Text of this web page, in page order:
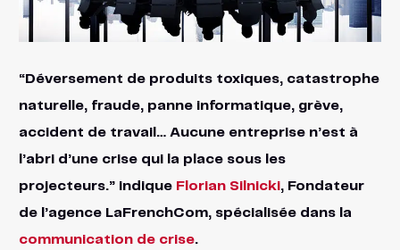
“Déversement de produits toxiques, catastrophe
naturelle, fraude, panne informatique, grève,
accident de travail… Aucune entreprise n’est à
l’abri d’une crise qui la place sous les
projecteurs.” indique Florian Silnicki, Fondateur
de l’agence LaFrenchCom, spécialisée dans la
communication de crise.